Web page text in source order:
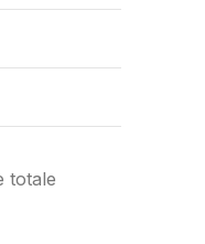
totale